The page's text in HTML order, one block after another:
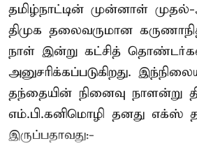
தமிழ்நாட்டின் முன்னாள்
திமுக தலைவருமான
நாள் இன்று கட்சித்
அனுசரிக்கப்படுகிறது.
தந்தையின் நினைவு நாளன்று
எம்.பி.கனிமொழி தனது எக்ஸ்
இருப்பதாவது:-